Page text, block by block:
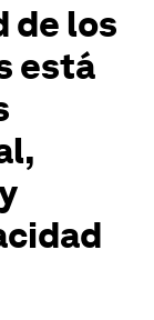
de los
está